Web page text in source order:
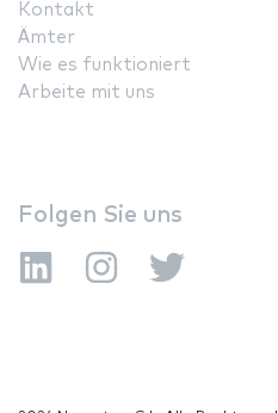
Kontakt
Ämter
Wie es funktioniert
Arbeite mit uns
Folgen Sie uns